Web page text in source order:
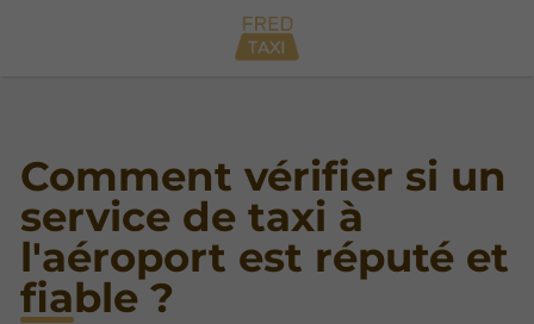
Comment vérifier si un
service de taxi à
l'aéroport est réputé et
fiable ?